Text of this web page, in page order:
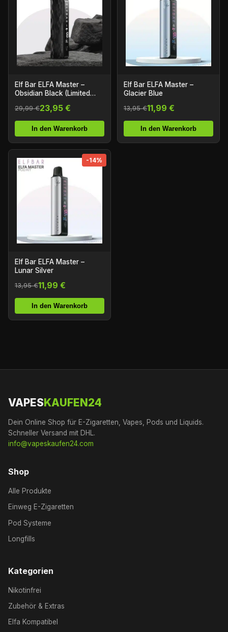
Elf Bar ELFA Master –
Obsidian Black (Limited
29,99 €23,95 €
In den Warenkorb
Elf Bar ELFA Master –
Glacier Blue
13,95 €11,99 €
In den Warenkorb
-14%
Elf Bar ELFA Master –
Lunar Silver
13,95 €11,99 €
In den Warenkorb
VAPESKAUFEN24
Dein Online Shop für E-Zigaretten, Vapes, Pods und Liquids.
Schneller Versand mit DHL.
info@vapeskaufen24.com
Shop
Alle Produkte
Einweg E-Zigaretten
Pod Systeme
Longfills
Kategorien
Nikotinfrei
Zubehör & Extras
Elfa Kompatibel